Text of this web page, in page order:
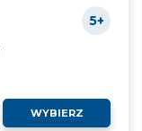
5+
WYBIERZ